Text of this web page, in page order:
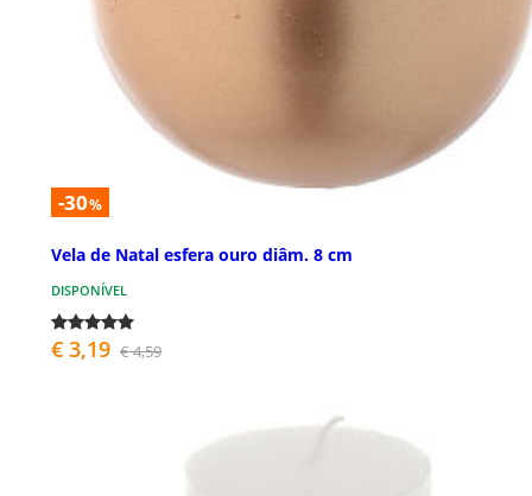
-30%
Vela de Natal esfera ouro diâm. 8 cm
DISPONÍVEL
€ 3,19 € 4,59